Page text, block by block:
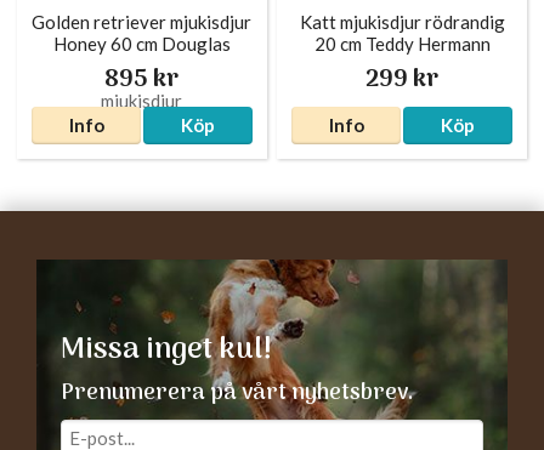
Golden retriever mjukisdjur
Honey 60 cm Douglas
895 kr
Info Köp
Katt mjukisdjur rödrandig
20 cm Teddy Hermann
299 kr
Info Köp
Missa inget kul!
Prenumerera på vårt nyhetsbrev.